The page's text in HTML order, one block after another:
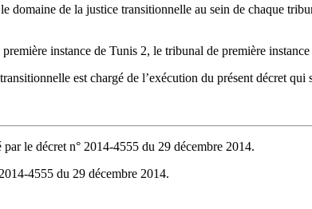
domaine de la justice transitionnelle au sein de chaque
instance de Tunis 2, le tribunal de première
est chargé de l’exécution du présent décret
le décret n° 2014-4555 du 29 décembre 2014.
4555 du 29 décembre 2014.